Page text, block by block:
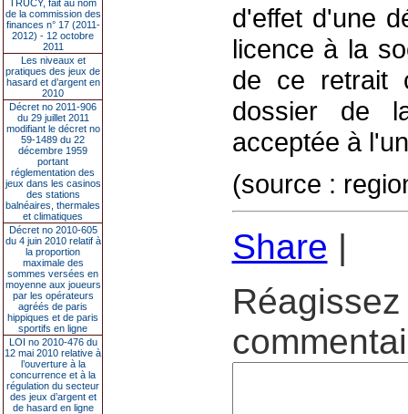
TRUCY, fait au nom
de la commission des
finances n° 17 (2011-
2012) - 12 octobre
2011
Les niveaux et
pratiques des jeux de
hasard et d’argent en
2010
Décret no 2011-906
du 29 juillet 2011
modifiant le décret no
59-1489 du 22
décembre 1959
portant
réglementation des
jeux dans les casinos
des stations
balnéaires, thermales
et climatiques
Décret no 2010-605
du 4 juin 2010 relatif à
la proportion
maximale des
sommes versées en
moyenne aux joueurs
par les opérateurs
agréés de paris
hippiques et de paris
sportifs en ligne
LOI no 2010-476 du
12 mai 2010 relative à
l’ouverture à la
concurrence et à la
régulation du secteur
des jeux d’argent et
de hasard en ligne
d'effet d'une
licence à la
de ce retrait
dossier de
acceptée à
(source :
Share |